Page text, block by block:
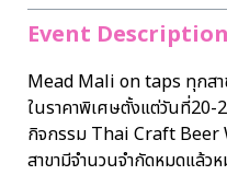
Event Description
Mead Mali on taps ทุกสา
ในราคาพิเศษตั้งแต่วันที่
กิจกรรม Thai Craft Beer
สาขามีจำนวนจำกัดหมดแล้วหม